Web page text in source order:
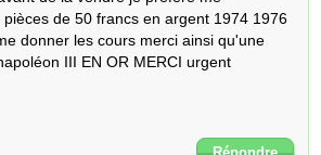
de 50 francs en argent 1974 1976
donner les cours merci ainsi qu'une
III EN OR MERCI urgent